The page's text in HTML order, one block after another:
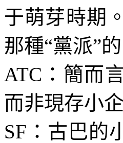
于萌芽時期
那種“黨派”
ATC ：簡而
而非現存小
SF ：古巴的